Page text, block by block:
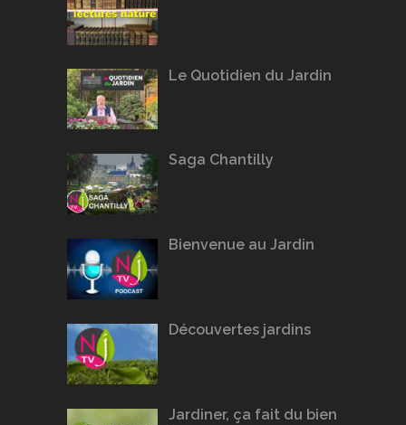
Le Quotidien du Jardin
Saga Chantilly
Bienvenue au Jardin
Découvertes jardins
Jardiner, ça fait du bien